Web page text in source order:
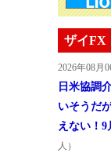
ザイFX
2026年08月
日米協調
いそうだ
えない！
人）